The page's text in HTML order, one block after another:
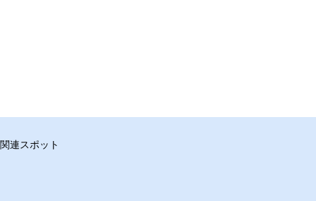
関連スポット